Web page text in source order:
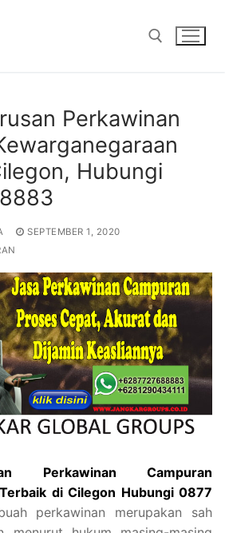
Perkawinan
Hubungi
SEPTEMBER 1, 2020
Perkawinan Campuran
di Cilegon Hubungi 0877
perkawinan merupakan sah